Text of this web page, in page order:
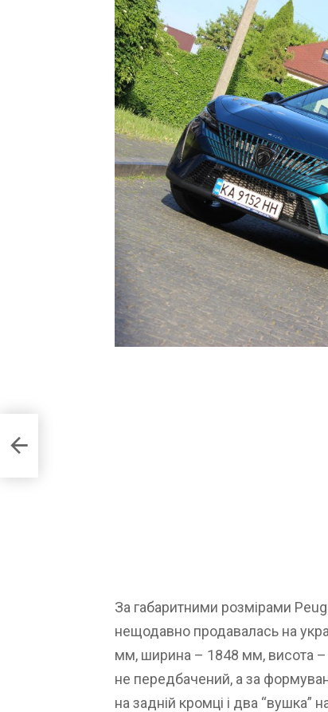
За габаритними розмірами
нещодавно продавалась на
мм, ширина – 1848 мм, висота –
не передбачений, а за
на задній кромці і два “вушка”